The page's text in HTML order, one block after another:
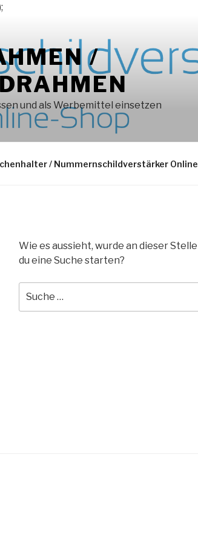
/
und als Werbemittel einsetzen
/ Nummernschildverstärker
Wie es aussieht, wurde an dieser
du eine Suche starten?
nach: